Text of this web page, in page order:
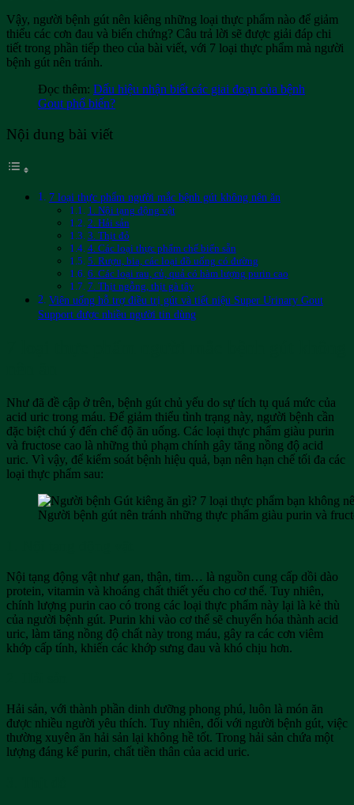
Vậy, người bệnh gút nên kiêng những loại thực phẩm nào để giảm
thiểu các cơn đau và biến chứng? Câu trả lời sẽ được giải đáp chi
tiết trong phần tiếp theo của bài viết, với 7 loại thực phẩm mà người
bệnh gút nên tránh.
Đọc thêm: Dấu hiệu nhận biết các giai đoạn của bệnh
Gout phổ biến?
Nội dung bài viết
7 loại thực phẩm người mắc bệnh gút không nên ăn
1. Nội tạng động vật
2. Hải sản
3. Thịt đỏ
4. Các loại thực phẩm chế biến sẵn
5. Rượu, bia, các loại đồ uống có đường
6. Các loại rau, củ, quả có hàm lượng purin cao
7. Thịt ngỗng, thịt gà tây
Viên uống hỗ trợ điều trị gút và tiết niệu Super Urinary Gout
Support được nhiều người tin dùng
Như đã đề cập ở trên, bệnh gút chủ yếu do sự tích tụ quá mức của
acid uric trong máu. Để giảm thiểu tình trạng này, người bệnh cần
đặc biệt chú ý đến chế độ ăn uống. Các loại thực phẩm giàu purin
và fructose cao là những thủ phạm chính gây tăng nồng độ acid
uric. Vì vậy, để kiểm soát bệnh hiệu quả, bạn nên hạn chế tối đa các
loại thực phẩm sau:
Người bệnh gút nên tránh những thực phẩm giàu purin và
Nội tạng động vật như gan, thận, tim… là nguồn cung cấp dồi dào
protein, vitamin và khoáng chất thiết yếu cho cơ thể. Tuy nhiên,
chính lượng purin cao có trong các loại thực phẩm này lại là kẻ thù
của người bệnh gút. Purin khi vào cơ thể sẽ chuyển hóa thành acid
uric, làm tăng nồng độ chất này trong máu, gây ra các cơn viêm
khớp cấp tính, khiến các khớp sưng đau và khó chịu hơn.
Hải sản, với thành phần dinh dưỡng phong phú, luôn là món ăn
được nhiều người yêu thích. Tuy nhiên, đối với người bệnh gút, việc
thường xuyên ăn hải sản lại không hề tốt. Trong hải sản chứa một
lượng đáng kể purin, chất tiền thân của acid uric.